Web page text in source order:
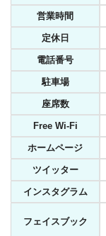
営業時間
定休日
電話番号
駐車場
座席数
Free Wi-Fi
ホームページ
ツイッター
インスタグラム
フェイスブック